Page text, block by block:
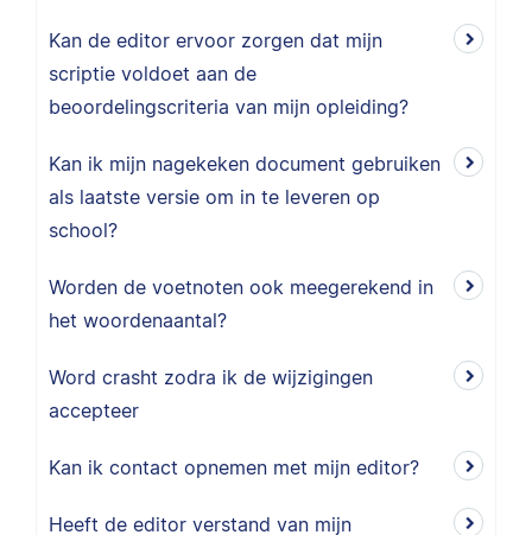
Kan de editor ervoor zorgen dat mijn
scriptie voldoet aan de
beoordelingscriteria van mijn opleiding?
Kan ik mijn nagekeken document gebruiken
als laatste versie om in te leveren op
school?
Worden de voetnoten ook meegerekend in
het woordenaantal?
Word crasht zodra ik de wijzigingen
accepteer
Kan ik contact opnemen met mijn editor?
Heeft de editor verstand van mijn